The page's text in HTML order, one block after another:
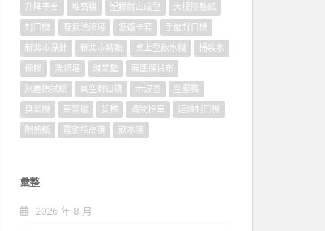
升降平台
堆高機 塑膠射出成型
大樓隔熱紙
封口機
廢氣洗滌塔 悠遊卡套
手壓封口機
新北市探針
新北市轉軸 桌上型飲水機
桶裝水
橡膠
洗滌塔 滑鼠墊
無塵擦拭布
無塵擦拭紙
真空封口機 示波器
空壓機
臭氧機
茶葉罐 貨梯 購物推車
連續封口機
隔熱紙
電動堆高機 飲水機
彙整
2026 年 8 月